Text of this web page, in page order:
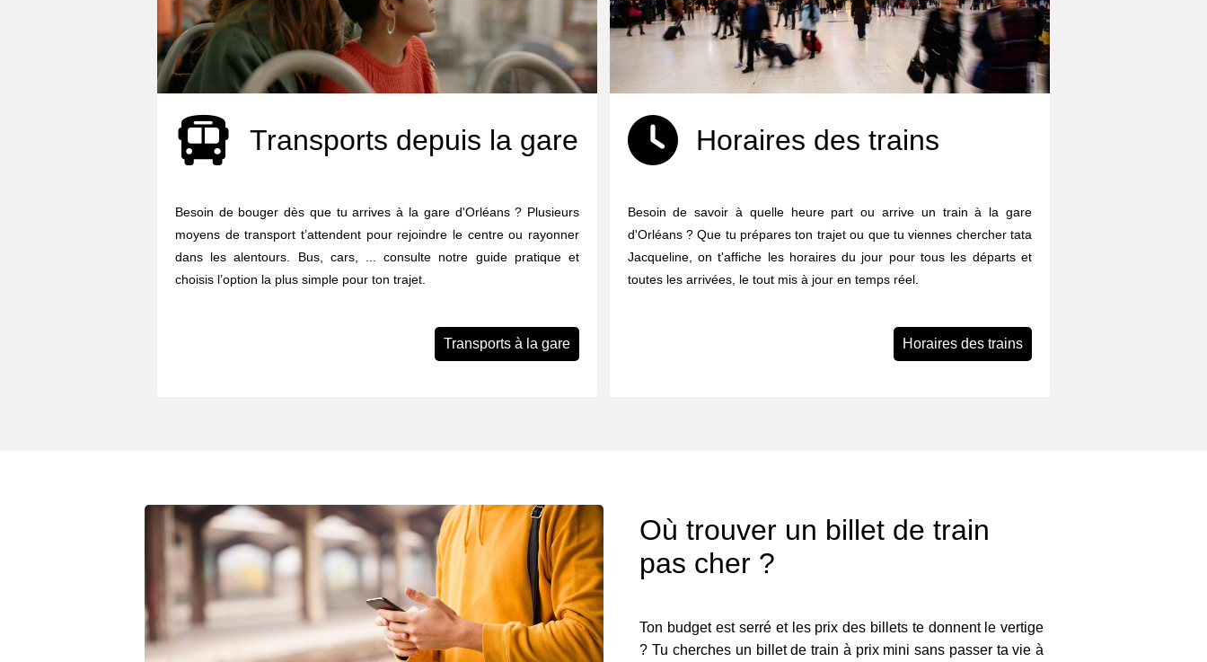
Transports depuis la gare
Besoin de bouger dès que tu arrives à la gare d'Orléans ? Plusieurs
moyens de transport t’attendent pour rejoindre le centre ou rayonner
dans les alentours. Bus, cars, ... consulte notre guide pratique et
choisis l’option la plus simple pour ton trajet.
Transports à la gare
Horaires des trains
Besoin de savoir à quelle heure part ou arrive un train à la gare
d'Orléans ? Que tu prépares ton trajet ou que tu viennes chercher tata
Jacqueline, on t'affiche les horaires du jour pour tous les départs et
toutes les arrivées, le tout mis à jour en temps réel.
Horaires des trains
Où trouver un billet de train
pas cher ?
Ton budget est serré et les prix des billets te donnent le vertige
? Tu cherches un billet de train à prix mini sans passer ta vie à